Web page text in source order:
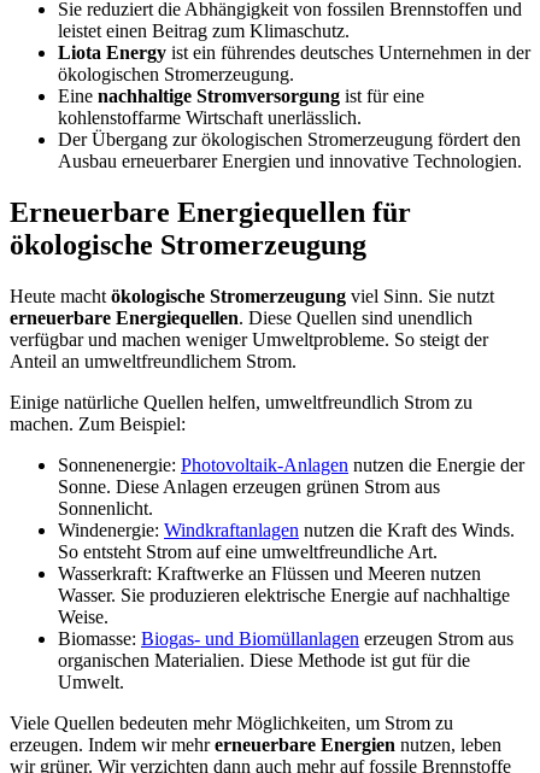
Sie reduziert die Abhängigkeit von fossilen Brennstoffen und
leistet einen Beitrag zum Klimaschutz.
Liota Energy ist ein führendes deutsches Unternehmen in der
ökologischen Stromerzeugung.
Eine nachhaltige Stromversorgung ist für eine
kohlenstoffarme Wirtschaft unerlässlich.
Der Übergang zur ökologischen Stromerzeugung fördert den
Ausbau erneuerbarer Energien und innovative Technologien.
Erneuerbare Energiequellen für
ökologische Stromerzeugung
Heute macht ökologische Stromerzeugung viel Sinn. Sie nutzt
erneuerbare Energiequellen. Diese Quellen sind unendlich
verfügbar und machen weniger Umweltprobleme. So steigt der
Anteil an umweltfreundlichem Strom.
Einige natürliche Quellen helfen, umweltfreundlich Strom zu
machen. Zum Beispiel:
Sonnenenergie: Photovoltaik-Anlagen nutzen die Energie der
Sonne. Diese Anlagen erzeugen grünen Strom aus
Sonnenlicht.
Windenergie: Windkraftanlagen nutzen die Kraft des Winds.
So entsteht Strom auf eine umweltfreundliche Art.
Wasserkraft: Kraftwerke an Flüssen und Meeren nutzen
Wasser. Sie produzieren elektrische Energie auf nachhaltige
Weise.
Biomasse: Biogas- und Biomüllanlagen erzeugen Strom aus
organischen Materialien. Diese Methode ist gut für die
Umwelt.
Viele Quellen bedeuten mehr Möglichkeiten, um Strom zu
erzeugen. Indem wir mehrerneuerbare Energien nutzen, leben
wir grüner. Wir verzichten dann auch mehr auf fossile Brennstoffe